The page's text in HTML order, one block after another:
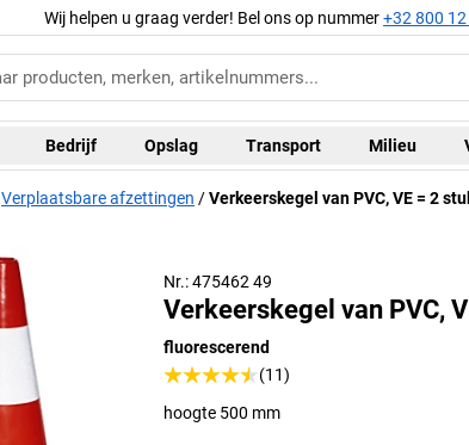
Wij helpen u graag verder! Bel ons op nummer+32 800
Bedrijf Opslag Transport Milieu
Verplaatsbare afzettingen Verkeerskegel van PVC, VE = 2
Nr.: 475462 49
Verkeerskegel van PVC,
fluorescerend
(11)
hoogte 500 mm